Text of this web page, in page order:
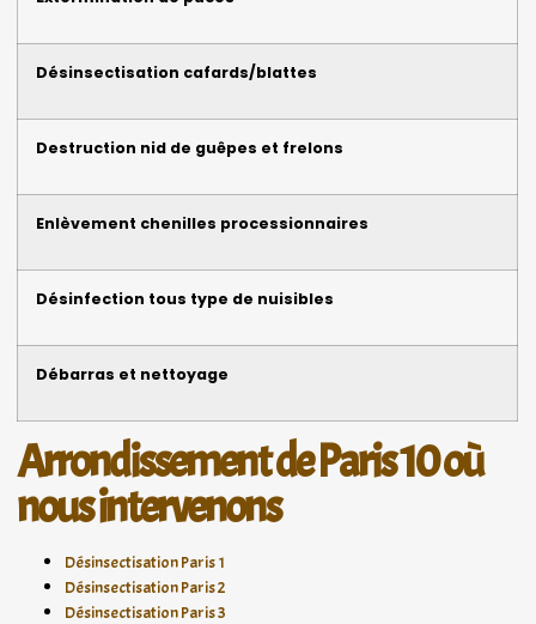
Désinsectisation cafards/blattes
Destruction nid de guêpes et frelons
Enlèvement chenilles processionnaires
Désinfection tous type de nuisibles
Débarras et nettoyage
Arrondissement de Paris 10 où
nous intervenons
Désinsectisation Paris 1
Désinsectisation Paris 2
Désinsectisation Paris 3